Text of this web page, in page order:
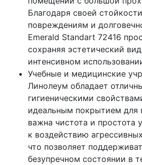
Благодаря своей
повреждениям и
Emerald Standart 72416
сохраняя эстетический
интенсивном
Учебные и медицинские
Линолеум обладает
гигиеническими
идеальным покрытием для
важна чистота и простота
к воздействию
что позволяет
безупречном состоянии в